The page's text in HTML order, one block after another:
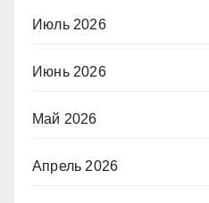
Июль 2026
Июнь 2026
Май 2026
Апрель 2026